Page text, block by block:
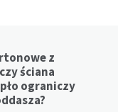
z
ściana
ograniczy